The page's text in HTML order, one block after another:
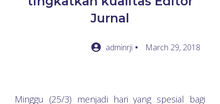
Jurnal
adminrji March 29, 2018
Minggu (25/3) menjadi hari yang spesial bagi